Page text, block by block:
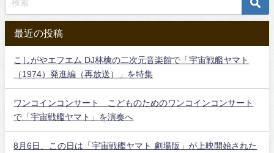
最近の投稿
こしがやエフエム DJ林檎の二次元音楽館で「宇宙戦艦ヤマト
（1974）発進編（再放送）」を特集
ワンコインコンサート こどものためのワンコインコンサート
で「宇宙戦艦ヤマト」を演奏へ
8月6日、この日は「宇宙戦艦ヤマト 劇場版」が上映開始された